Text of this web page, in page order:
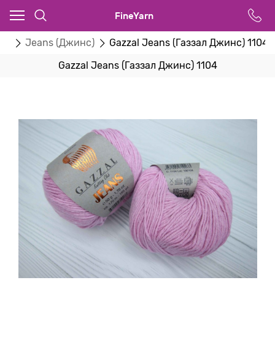
FineYarn
Jeans (Джинс) Gazzal Jeans (Газзал Джинс) 1104
Gazzal Jeans (Газзал Джинс) 1104